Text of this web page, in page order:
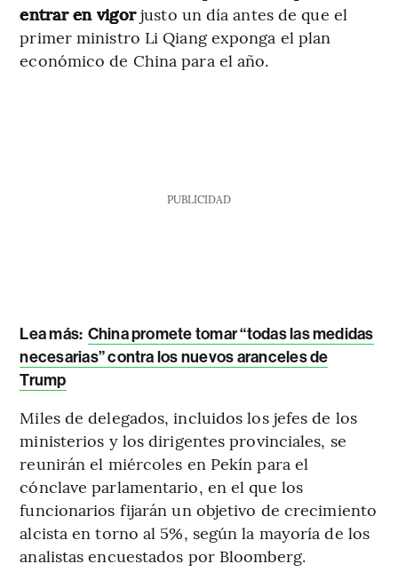
entrar en vigorjusto un día antes de que el
primer ministro Li Qiang exponga el plan
económico de China para el año.
PUBLICIDAD
Lea más: China promete tomar “todas las medidas
necesarias” contra los nuevos aranceles de
Trump
Miles de delegados, incluidos los jefes de los
ministerios y los dirigentes provinciales, se
reunirán el miércoles en Pekín para el
cónclave parlamentario, en el que los
funcionarios fijarán un objetivo de crecimiento
alcista en torno al 5%, según la mayoría de los
analistas encuestados por Bloomberg.